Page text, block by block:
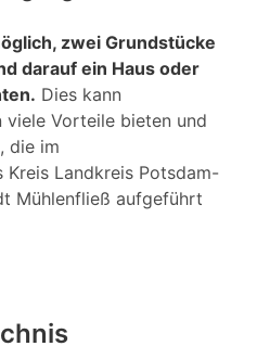
zwei Grundstücke
darauf ein Haus oder
Dies kann
viele Vorteile bieten und
die im
Kreis Landkreis Potsdam-
Mühlenfließ aufgeführt